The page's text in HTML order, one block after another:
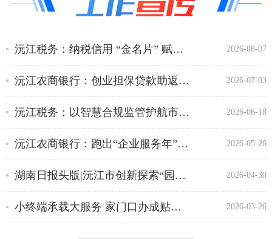
沅江税务：纳税信用 “金名片” 赋能企业高质量发展 2026-08-07
沅江农商银行：创业担保贷款助返乡大学生发展烘干产业 2026-07-03
沅江税务：以智慧合规监管护航市场主体健康发展 2026-06-18
沅江农商银行：跑出“企业服务年”加速度 2026-05-26
湖南日报头版|沅江市创新探索“园区市长日”，变“企业跑部门”为“部门进园区” 2026-04-30
小终端承载大服务 家门口办成贴心事 2026-03-26